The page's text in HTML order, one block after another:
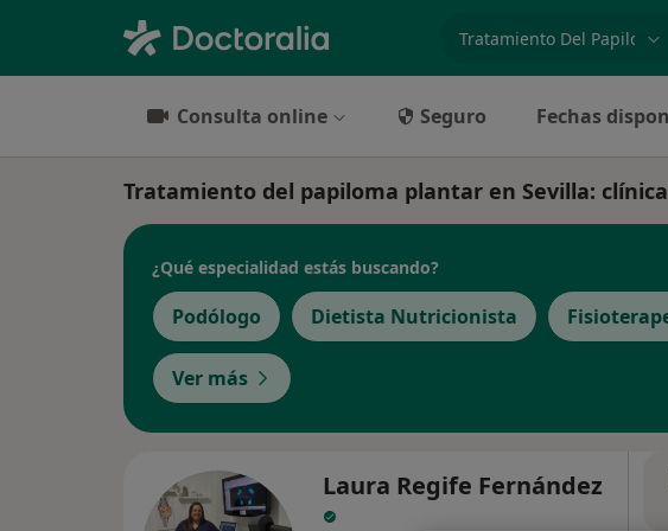
Consulta online Seguro Fechas
Tratamiento del papiloma plantar en Sevilla:
¿Qué especialidad estás buscando?
Podólogo Dietista Nutricionista
Ver más
Laura Regife Fernández